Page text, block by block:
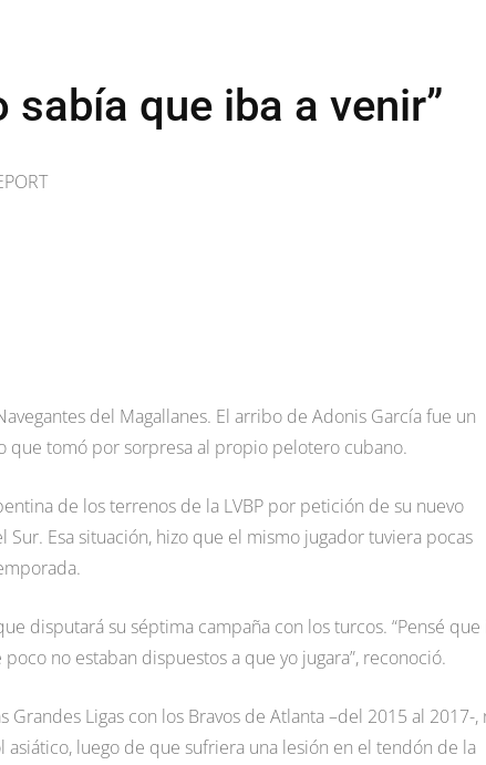
que iba a venir”
del Magallanes. El arribo de Adonis García fue un
que tomó por sorpresa al propio pelotero cubano.
de los terrenos de la LVBP por petición de su nuevo
Esa situación, hizo que el mismo jugador tuviera pocas
disputará su séptima campaña con los turcos. “Pensé que
no estaban dispuestos a que yo jugara”, reconoció.
Ligas con los Bravos de Atlanta –del 2015 al 2017-,
luego de que sufriera una lesión en el tendón de la